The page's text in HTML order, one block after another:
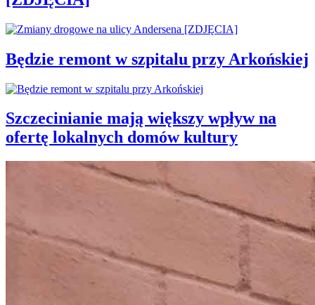
Będzie remont w szpitalu przy Arkońskiej
Szczecinianie mają większy wpływ na
ofertę lokalnych domów kultury